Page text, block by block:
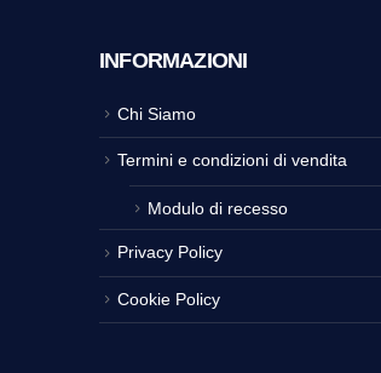
INFORMAZIONI
Chi Siamo
Termini e condizioni di vendita
Modulo di recesso
Privacy Policy
Cookie Policy